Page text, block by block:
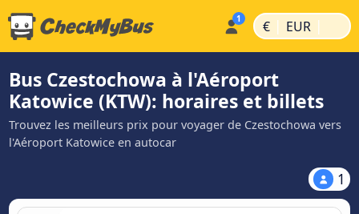
€ | EUR |
Bus Czestochowa à l'Aéroport
Katowice (KTW): horaires et billets
Trouvez les meilleurs prix pour voyager de Czestochowa vers
l'Aéroport Katowice en autocar
1